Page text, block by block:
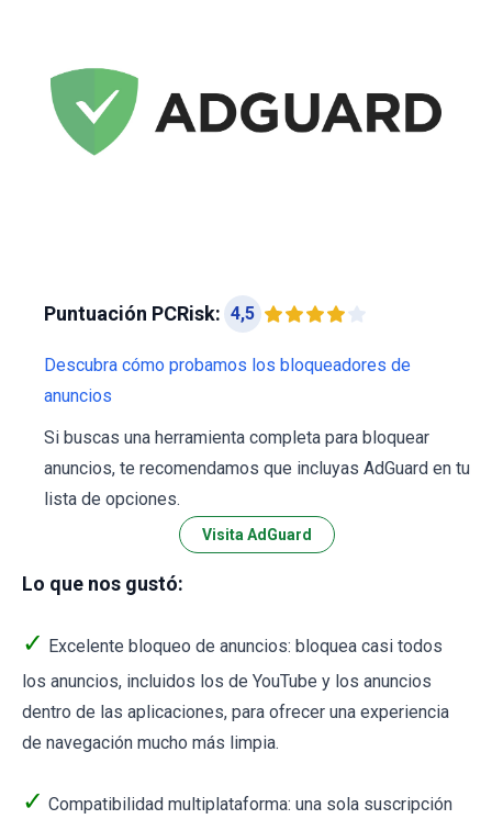
Puntuación PCRisk: 4,5
Descubra cómo probamos los bloqueadores de
anuncios
Si buscas una herramienta completa para bloquear
anuncios, te recomendamos que incluyas AdGuard en tu
lista de opciones.
Visita AdGuard
Lo que nos gustó:
✓ Excelente bloqueo de anuncios: bloquea casi todos
los anuncios, incluidos los de YouTube y los anuncios
dentro de las aplicaciones, para ofrecer una experiencia
de navegación mucho más limpia.
✓ Compatibilidad multiplataforma: una sola suscripción